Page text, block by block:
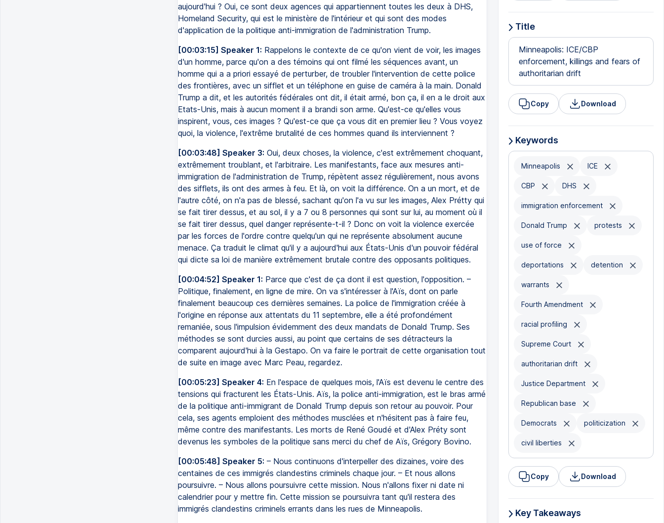
aujourd'hui ? Oui, ce sont deux agences qui appartiennent toutes les deux à DHS,
Homeland Security, qui est le ministère de l'intérieur et qui sont des modes
d'application de la politique anti-immigration de l'administration Trump.
[00:03:15] Speaker 1: Rappelons le contexte de ce qu'on vient de voir, les images
d'un homme, parce qu'on a des témoins qui ont filmé les séquences avant, un
homme qui a a priori essayé de perturber, de troubler l'intervention de cette police
des frontières, avec un sifflet et un téléphone en guise de caméra à la main. Donald
Trump a dit, et les autorités fédérales ont dit, il était armé, bon ça, il en a le droit aux
Etats-Unis, mais à aucun moment il a brandi son arme. Qu'est-ce qu'elles vous
inspirent, vous, ces images ? Qu'est-ce que ça vous dit en premier lieu ? Vous voyez
quoi, la violence, l'extrême brutalité de ces hommes quand ils interviennent ?
[00:03:48] Speaker 3: Oui, deux choses, la violence, c'est extrêmement choquant,
extrêmement troublant, et l'arbitraire. Les manifestants, face aux mesures anti-
immigration de l'administration de Trump, répètent assez régulièrement, nous avons
des sifflets, ils ont des armes à feu. Et là, on voit la différence. On a un mort, et de
l'autre côté, on n'a pas de blessé, sachant qu'on l'a vu sur les images, Alex Prétty qui
se fait tirer dessus, et au sol, il y a 7 ou 8 personnes qui sont sur lui, au moment où il
se fait tirer dessus, quel danger représente-t-il ? Donc on voit la violence exercée
par les forces de l'ordre contre quelqu'un qui ne représente absolument aucune
menace. Ça traduit le climat qu'il y a aujourd'hui aux États-Unis d'un pouvoir fédéral
qui dicte sa loi de manière extrêmement brutale contre des opposants politiques.
[00:04:52] Speaker 1: Parce que c'est de ça dont il est question, l'opposition. –
Politique, finalement, en ligne de mire. On va s'intéresser à l'Aïs, dont on parle
finalement beaucoup ces dernières semaines. La police de l'immigration créée à
l'origine en réponse aux attentats du 11 septembre, elle a été profondément
remaniée, sous l'impulsion évidemment des deux mandats de Donald Trump. Ses
méthodes se sont durcies aussi, au point que certains de ses détracteurs la
comparent aujourd'hui à la Gestapo. On va faire le portrait de cette organisation tout
de suite en image avec Marc Peau, regardez.
[00:05:23] Speaker 4: En l'espace de quelques mois, l'Aïs est devenu le centre des
tensions qui fracturent les États-Unis. Aïs, la police anti-immigration, est le bras armé
de la politique anti-immigrant de Donald Trump depuis son retour au pouvoir. Pour
cela, ses agents emploient des méthodes musclées et n'hésitent pas à faire feu,
même contre des manifestants. Les morts de René Goudé et d'Alex Préty sont
devenus les symboles de la politique sans merci du chef de Aïs, Grégory Bovino.
[00:05:48] Speaker 5: – Nous continuons d'interpeller des dizaines, voire des
centaines de ces immigrés clandestins criminels chaque jour. – Et nous allons
poursuivre. – Nous allons poursuivre cette mission. Nous n'allons fixer ni date ni
calendrier pour y mettre fin. Cette mission se poursuivra tant qu'il restera des
immigrés clandestins criminels errants dans les rues de Minneapolis.
Title
Minneapolis: ICE/CBP
enforcement, killings and fears of
authoritarian drift
Copy Download
Keywords
Minneapolis ICE
CBP DHS
immigration enforcement
Donald Trump protests
use of force
deportations detention
warrants
Fourth Amendment
racial profiling
Supreme Court
authoritarian drift
Justice Department
Republican base
Democrats politicization
civil liberties
Copy Download
Key Takeaways